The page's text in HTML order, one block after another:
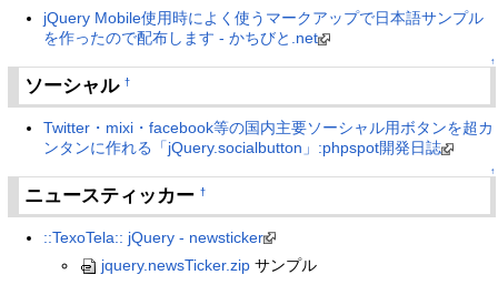
jQuery Mobile使用時によく使うマークアップで日本語サンプル
を作ったので配布します - かちびと.net
↑
ソーシャル†
Twitter・mixi・facebook等の国内主要ソーシャル用ボタンを超カ
ンタンに作れる「jQuery.socialbutton」:phpspot開発日誌
↑
ニュースティッカー†
::TexoTela:: jQuery - newsticker
jquery.newsTicker.zip サンプル